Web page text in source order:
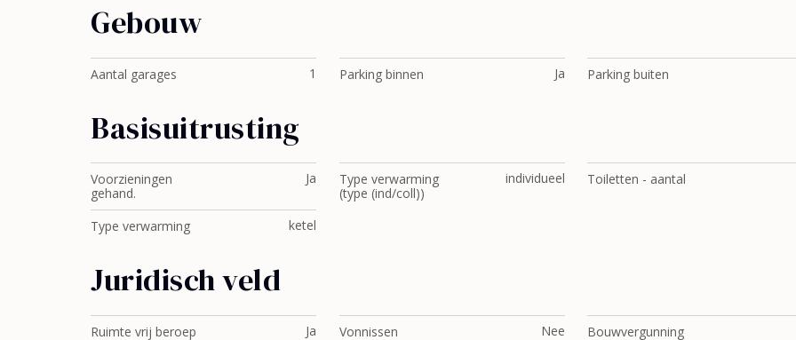
Gebouw
Aantal garages 1 Parking binnen Ja Parking buiten
Basisuitrusting
Voorzieningen
gehand.
Ja
Type verwarming
(type (ind/coll))
individueel Toiletten - aantal
Type verwarming ketel
Juridisch veld
Ruimte vrij beroep Ja Vonnissen Nee
Bouwvergunning